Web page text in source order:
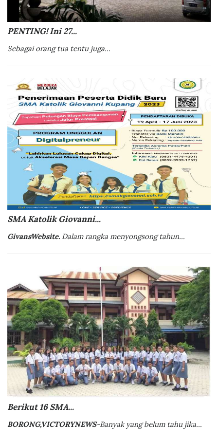
PENTING! Ini 27...
Sebagai orang tua tentu juga...
SMA Katolik Giovanni...
GivansWebsite. Dalam rangka menyongsong tahun...
Berikut 16 SMA...
BORONG,VICTORYNEWS-Banyak yang belum tahu jika...